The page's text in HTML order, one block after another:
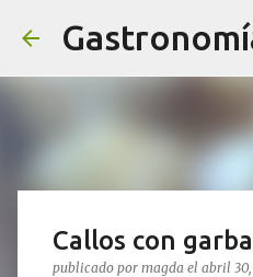
Callos con
publicado por magda el abril 30,